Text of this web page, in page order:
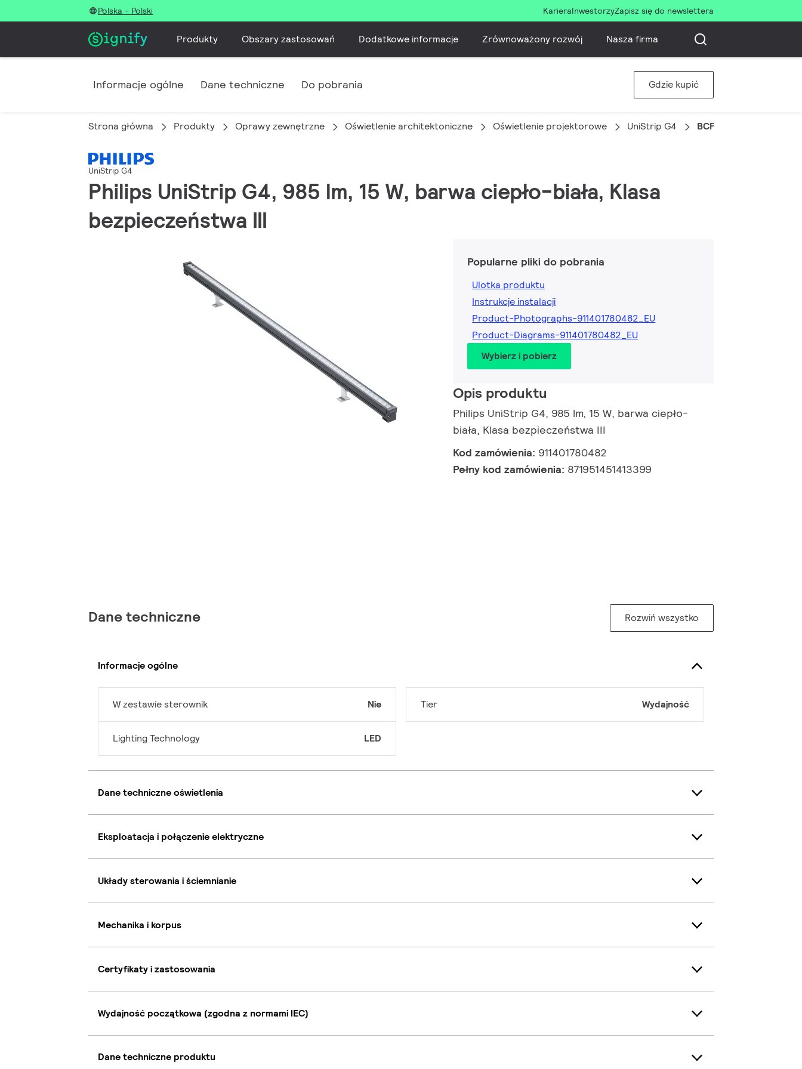
Polska - Polski KarieraInwestorzyZapisz się do newslettera
Produkty Obszary zastosowań Dodatkowe informacje Zrównoważony rozwój Nasza firma
Informacje ogólne Dane techniczne Do pobrania Gdzie kupić
Strona główna Produkty Oprawy zewnętrzne Oświetlenie architektoniczne Oświetlenie projektorowe UniStrip G4 BCP386 60LED 27K
UniStrip G4
Philips UniStrip G4, 985 lm, 15 W, barwa ciepło-biała, Klasa
bezpieczeństwa III
Popularne pliki do pobrania
Ulotka produktu
Instrukcje instalacji
Product-Photographs-911401780482_EU
Product-Diagrams-911401780482_EU
Wybierz i pobierz
Opis produktu
Philips UniStrip G4, 985 lm, 15 W, barwa ciepło-
biała, Klasa bezpieczeństwa III
Kod zamówienia: 911401780482
Pełny kod zamówienia: 871951451413399
Dane techniczne Rozwiń wszystko
Informacje ogólne
W zestawie sterownik Nie
Lighting Technology LED
Tier Wydajność
Dane techniczne oświetlenia
Eksploatacja i połączenie elektryczne
Układy sterowania i ściemnianie
Mechanika i korpus
Certyfikaty i zastosowania
Wydajność początkowa (zgodna z normami IEC)
Dane techniczne produktu